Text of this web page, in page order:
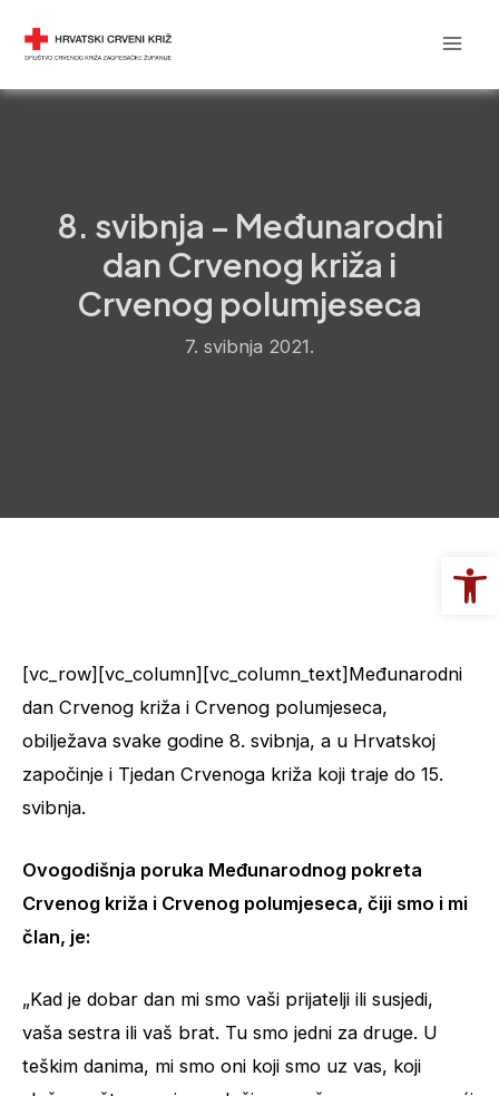
8. svibnja – Međunarodni
dan Crvenog križa i
Crvenog polumjeseca
7. svibnja 2021.
[vc_row][vc_column][vc_column_text]Međunarodni
dan Crvenog križa i Crvenog polumjeseca,
obilježava svake godine 8. svibnja, a u Hrvatskoj
započinje i Tjedan Crvenoga križa koji traje do 15.
svibnja.
Ovogodišnja poruka Međunarodnog pokreta
Crvenog križa i Crvenog polumjeseca, čiji smo i mi
član, je:
„Kad je dobar dan mi smo vaši prijatelji ili susjedi,
vaša sestra ili vaš brat. Tu smo jedni za druge. U
teškim danima, mi smo oni koji smo uz vas, koji
navigation